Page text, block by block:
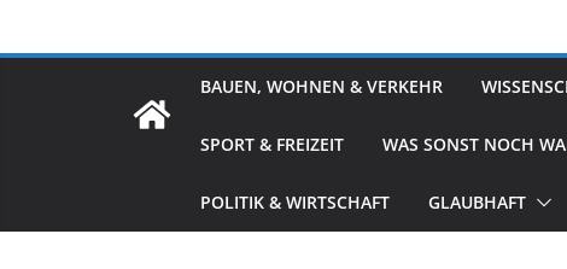
BAUEN, WOHNEN & VERKEHR
SPORT & FREIZEIT WAS SONST NOCH
POLITIK & WIRTSCHAFT GLAUBHAFT